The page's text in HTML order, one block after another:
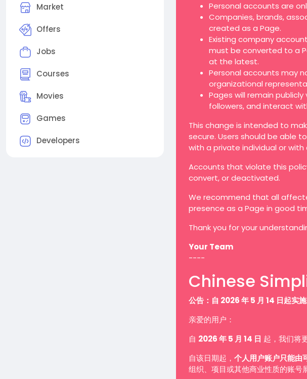
Market
Offers
Jobs
Courses
Movies
Games
Developers
Personal accounts are
Companies, brands,
created as a Page.
Existing company
must be converted to a
at the latest.
Personal accounts may
organizational
Pages will remain
followers, and interact
This change is intended to
secure. Users should be able
with a private individual or
Accounts that violate this
convert, or deactivated.
We recommend that all
presence as a Page in good
Thank you for your
Your Team
----
Chinese
公告：自 2026 年 5 月 14 日起实
亲爱的用户：
自 2026 年 5 月 14 日 起，我们将
自该日期起， 个人用户账户只能由
组织、项目或其他商业性质的账号